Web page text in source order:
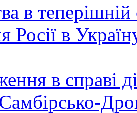
в теперішній
Росії в
в справі
Самбірсько-